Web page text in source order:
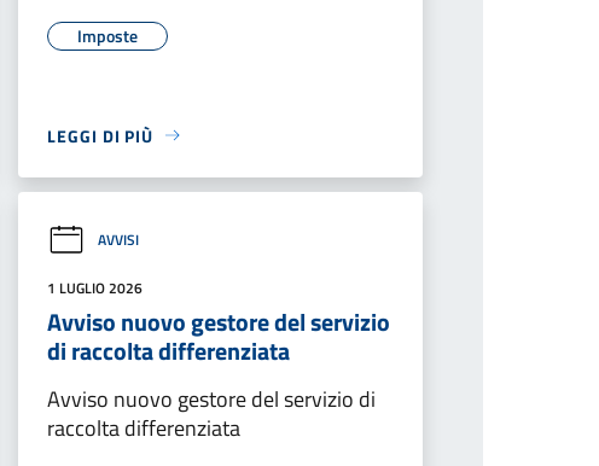
Imposte
LEGGI DI PIÙ
AVVISI
1 LUGLIO 2026
Avviso nuovo gestore del servizio
di raccolta differenziata
Avviso nuovo gestore del servizio di
raccolta differenziata